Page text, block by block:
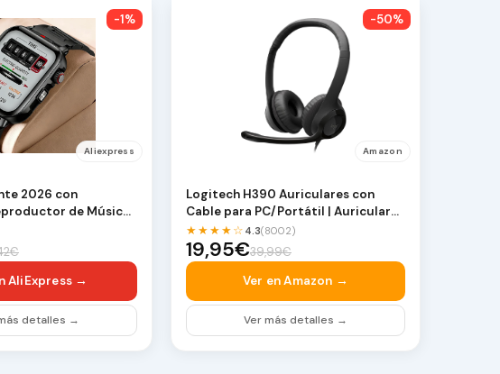
-1%
Aliexpress
2026 con
de Música,
Di…
AliExpress →
detalles →
-50%
Amazon
Logitech H390 Auriculares con
Cable para PC/Portátil | Auriculares
estéreo con …
★★★★☆ 4.3(8002)
19,95€39,99€
Ver en Amazon →
Ver más detalles →